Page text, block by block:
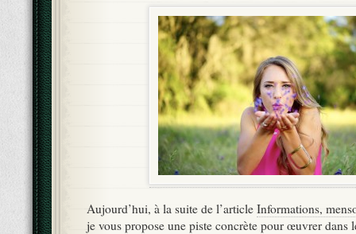
Aujourd’hui, à la suite de l’article Informations,
je vous propose une piste concrète pour œuvrer dans